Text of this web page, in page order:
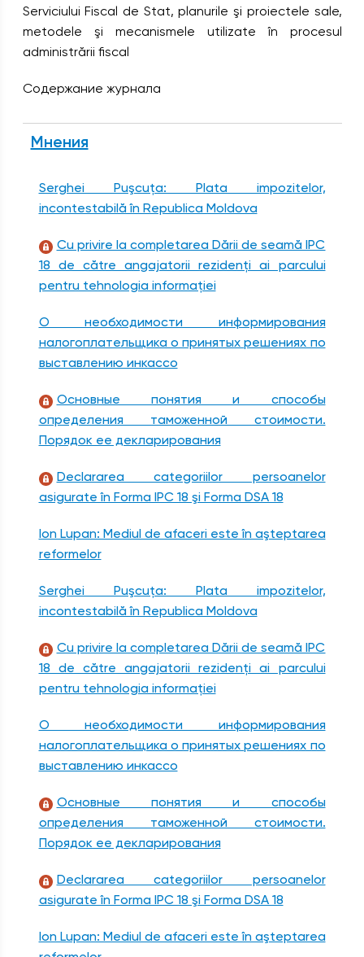
Serviciului Fiscal de Stat, planurile şi proiectele sale,
metodele şi mecanismele utilizate în procesul
administrării fiscal
Содержание журнала
Мнения
Serghei Puşcuţa: Plata impozitelor,
incontestabilă în Republica Moldova
Cu privire la completarea Dării de seamă IPC
18 de către angajatorii rezidenţi ai parcului
pentru tehnologia informaţiei
О необходимости информирования
налогоплательщика о принятых решениях по
выставлению инкассо
Основные понятия и способы
определения таможенной стоимости.
Порядок ее декларирования
Declararea categoriilor persoanelor
asigurate în Forma IPC 18 şi Forma DSA 18
Ion Lupan: Mediul de afaceri este în aşteptarea
reformelor
Serghei Puşcuţa: Plata impozitelor,
incontestabilă în Republica Moldova
Cu privire la completarea Dării de seamă IPC
18 de către angajatorii rezidenţi ai parcului
pentru tehnologia informaţiei
О необходимости информирования
налогоплательщика о принятых решениях по
выставлению инкассо
Основные понятия и способы
определения таможенной стоимости.
Порядок ее декларирования
Declararea categoriilor persoanelor
asigurate în Forma IPC 18 şi Forma DSA 18
Ion Lupan: Mediul de afaceri este în aşteptarea